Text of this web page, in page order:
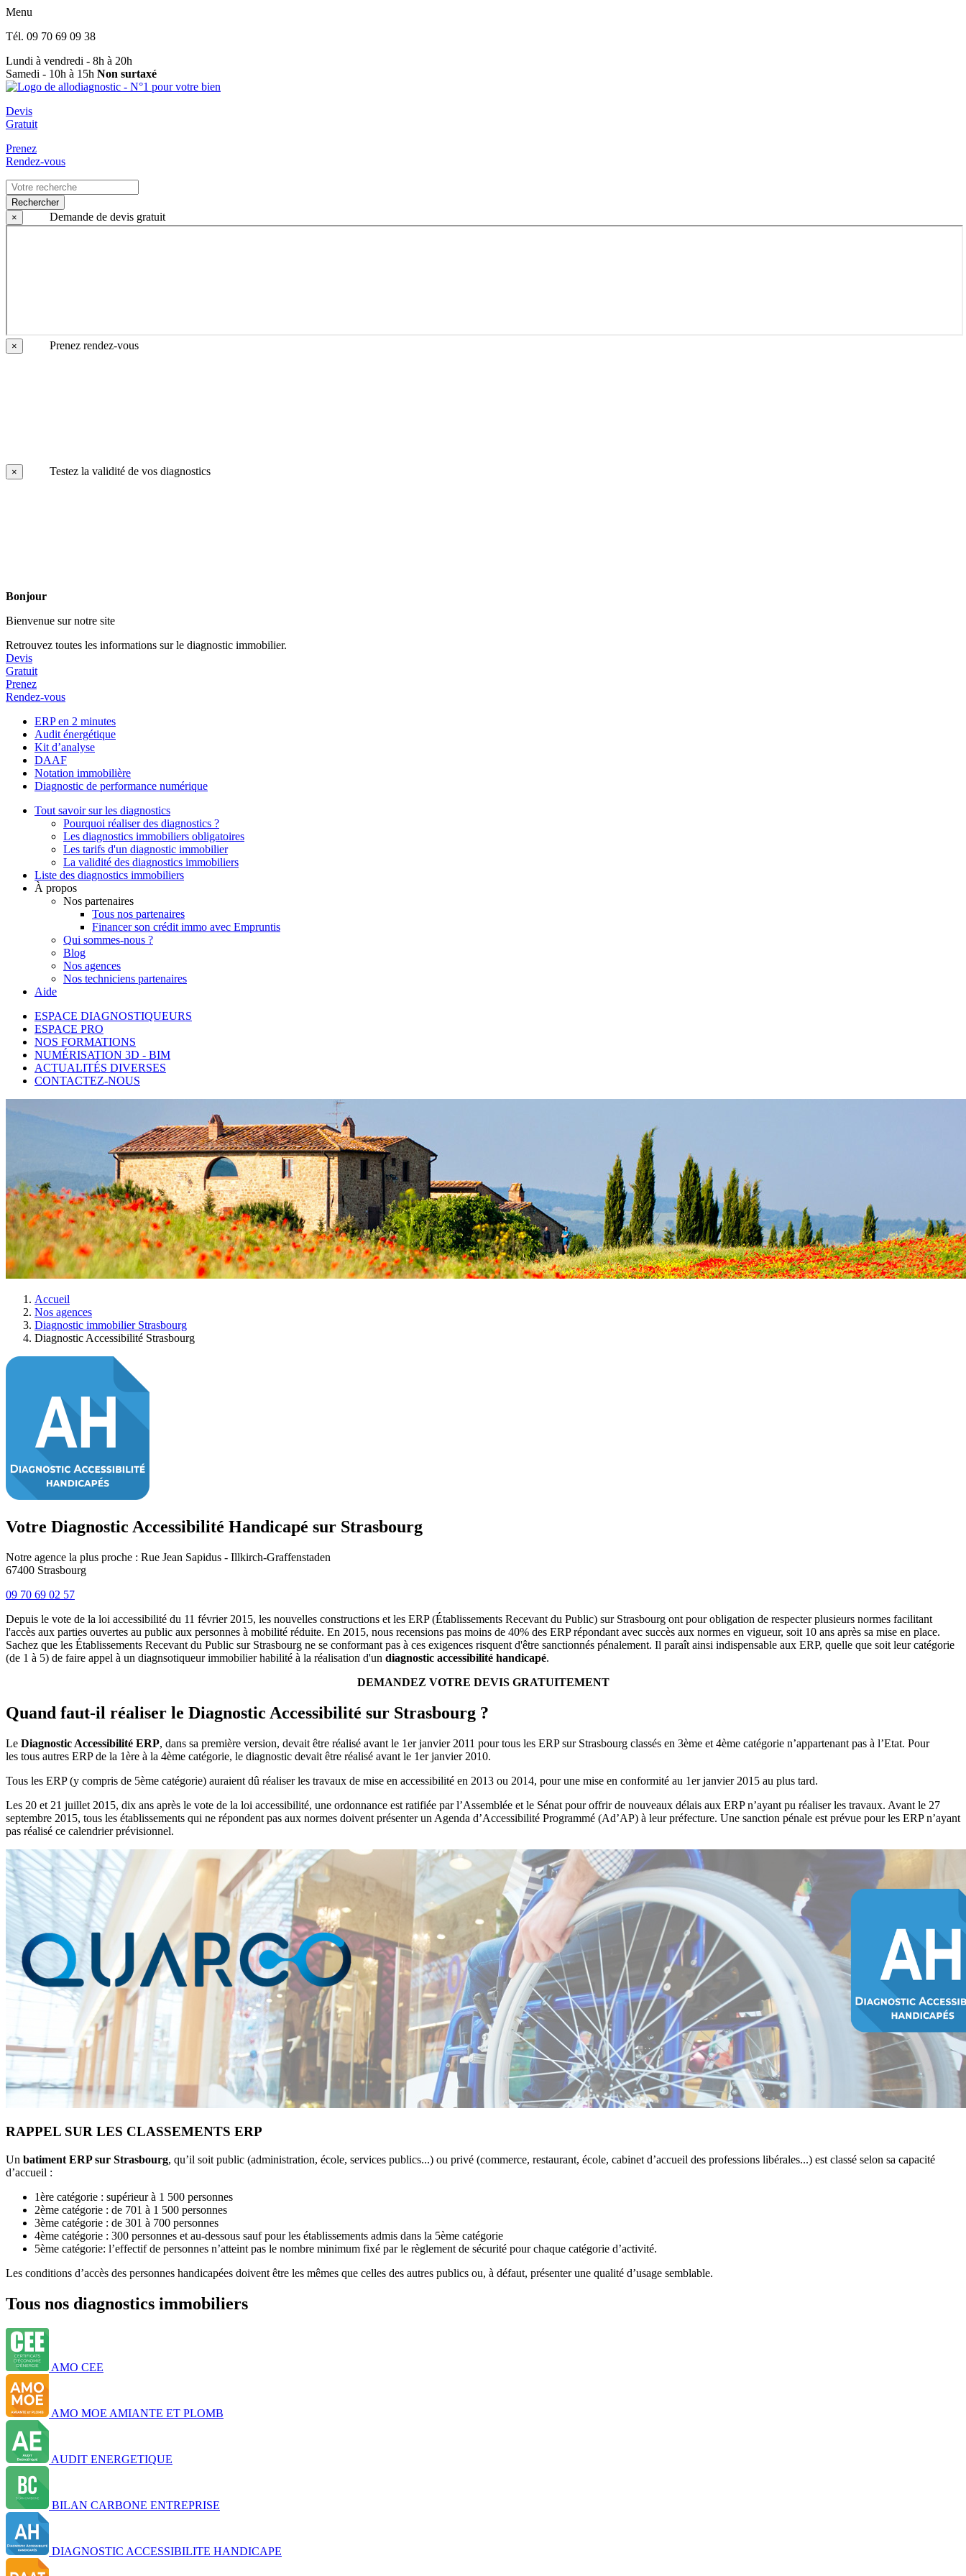
Menu
Tél. 09 70 69 09 38
Lundi à vendredi - 8h à 20h
Samedi - 10h à 15h Non surtaxé
Devis
Gratuit
Prenez
Rendez-vous
Rechercher
×
Demande de devis gratuit
× Prenez rendez-vous
× Testez la validité de vos diagnostics
Bonjour
Bienvenue sur notre site
Retrouvez toutes les informations sur le diagnostic immobilier.
Devis
Gratuit
Prenez
Rendez-vous
ERP en 2 minutes
Audit énergétique
Kit d’analyse
DAAF
Notation immobilière
Diagnostic de performance numérique
Tout savoir sur les diagnostics
Pourquoi réaliser des diagnostics ?
Les diagnostics immobiliers obligatoires
Les tarifs d'un diagnostic immobilier
La validité des diagnostics immobiliers
Liste des diagnostics immobiliers
À propos
Nos partenaires
Tous nos partenaires
Financer son crédit immo avec Empruntis
Qui sommes-nous ?
Blog
Nos agences
Nos techniciens partenaires
Aide
ESPACE DIAGNOSTIQUEURS
ESPACE PRO
NOS FORMATIONS
NUMÉRISATION 3D - BIM
ACTUALITÉS DIVERSES
CONTACTEZ-NOUS
Accueil
Nos agences
Diagnostic immobilier Strasbourg
Diagnostic Accessibilité Strasbourg
Votre Diagnostic Accessibilité Handicapé sur Strasbourg
Notre agence la plus proche : Rue Jean Sapidus - Illkirch-Graffenstaden
67400 Strasbourg
09 70 69 02 57
Depuis le vote de la loi accessibilité du 11 février 2015, les nouvelles constructions et les ERP (Établissements Recevant du Public) sur Strasbourg ont pour obligation de respecter plusieurs normes facilitant
l'accès aux parties ouvertes au public aux personnes à mobilité réduite. En 2015, nous recensions pas moins de 40% des ERP répondant avec succès aux normes en vigueur, soit 10 ans après sa mise en place.
Sachez que les Établissements Recevant du Public sur Strasbourg ne se conformant pas à ces exigences risquent d'être sanctionnés pénalement. Il paraît ainsi indispensable aux ERP, quelle que soit leur catégorie
(de 1 à 5) de faire appel à un diagnsotiqueur immobilier habilité à la réalisation d'un diagnostic accessibilité handicapé.
DEMANDEZ VOTRE DEVIS GRATUITEMENT
Quand faut-il réaliser le Diagnostic Accessibilité sur Strasbourg ?
Le Diagnostic Accessibilité ERP, dans sa première version, devait être réalisé avant le 1er janvier 2011 pour tous les ERP sur Strasbourg classés en 3ème et 4ème catégorie n’appartenant pas à l’Etat. Pour
les tous autres ERP de la 1ère à la 4ème catégorie, le diagnostic devait être réalisé avant le 1er janvier 2010.
Tous les ERP (y compris de 5ème catégorie) auraient dû réaliser les travaux de mise en accessibilité en 2013 ou 2014, pour une mise en conformité au 1er janvier 2015 au plus tard.
Les 20 et 21 juillet 2015, dix ans après le vote de la loi accessibilité, une ordonnance est ratifiée par l’Assemblée et le Sénat pour offrir de nouveaux délais aux ERP n’ayant pu réaliser les travaux. Avant le 27
septembre 2015, tous les établissements qui ne répondent pas aux normes doivent présenter un Agenda d’Accessibilité Programmé (Ad’AP) à leur préfecture. Une sanction pénale est prévue pour les ERP n’ayant
pas réalisé ce calendrier prévisionnel.
RAPPEL SUR LES CLASSEMENTS ERP
Un batiment ERP sur Strasbourg, qu’il soit public (administration, école, services publics...) ou privé (commerce, restaurant, école, cabinet d’accueil des professions libérales...) est classé selon sa capacité
d’accueil :
1ère catégorie : supérieur à 1 500 personnes
2ème catégorie : de 701 à 1 500 personnes
3ème catégorie : de 301 à 700 personnes
4ème catégorie : 300 personnes et au-dessous sauf pour les établissements admis dans la 5ème catégorie
5ème catégorie: l’effectif de personnes n’atteint pas le nombre minimum fixé par le règlement de sécurité pour chaque catégorie d’activité.
Les conditions d’accès des personnes handicapées doivent être les mêmes que celles des autres publics ou, à défaut, présenter une qualité d’usage semblable.
Tous nos diagnostics immobiliers
AMO CEE
AMO MOE AMIANTE ET PLOMB
AUDIT ENERGETIQUE
BILAN CARBONE ENTREPRISE
DIAGNOSTIC ACCESSIBILITE HANDICAPE